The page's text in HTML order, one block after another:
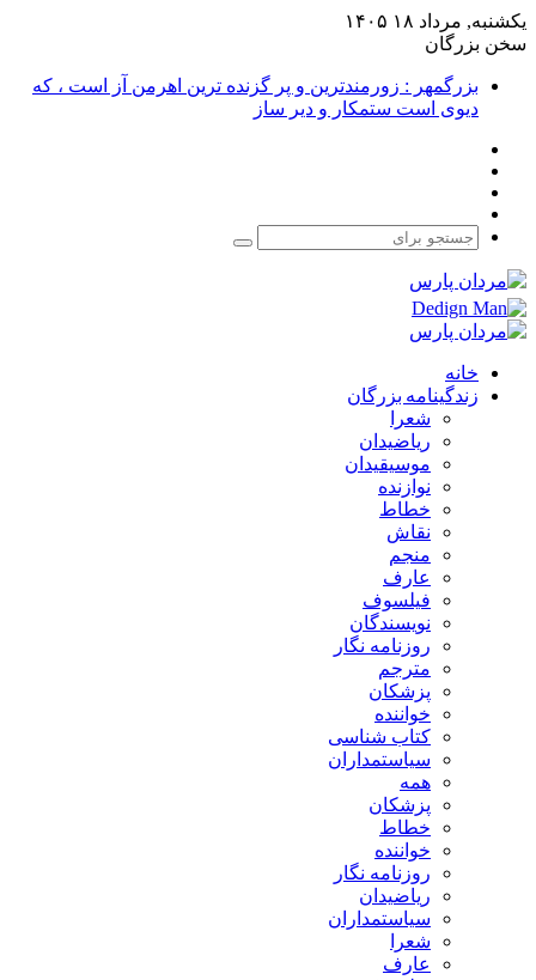
یکشنبه, مرداد ۱۸ ۱۴۰۵
سخن بزرگان
بزرگمهر : زورمندترین و پر گزنده ترین اهرمن آز است ، که
دیوی است ستمکار و دیر ساز
جستجو
خانه
زندگینامه بزرگان
شعرا
ریاضیدان
موسیقیدان
نوازنده
خطاط
نقاش
منجم
عارف
فیلسوف
نویسندگان
روزنامه نگار
مترجم
پزشکان
خواننده
کتاب شناسی
سیاستمداران
همه
پزشکان
خطاط
خواننده
روزنامه نگار
ریاضیدان
سیاستمداران
شعرا
عارف